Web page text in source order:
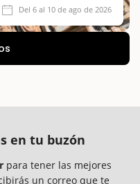
2026Del 6 al 10 de ago de 2026
en tu buzón
para tener las mejores
un correo que te